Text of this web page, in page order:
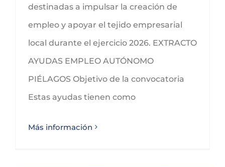
destinadas a impulsar la creación de
empleo y apoyar el tejido empresarial
local durante el ejercicio 2026. EXTRACTO
AYUDAS EMPLEO AUTÓNOMO
PIÉLAGOS Objetivo de la convocatoria
Estas ayudas tienen como
Más información